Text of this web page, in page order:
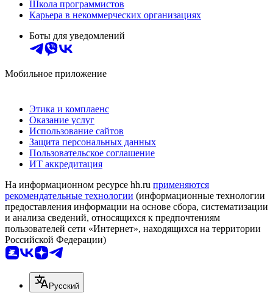
Школа программистов
Карьера в некоммерческих организациях
Боты для уведомлений
Мобильное приложение
Этика и комплаенс
Оказание услуг
Использование сайтов
Защита персональных данных
Пользовательское соглашение
ИТ аккредитация
На информационном ресурсе hh.ru применяются
рекомендательные технологии (информационные технологии
предоставления информации на основе сбора, систематизации
и анализа сведений, относящихся к предпочтениям
пользователей сети «Интернет», находящихся на территории
Российской Федерации)
Русский